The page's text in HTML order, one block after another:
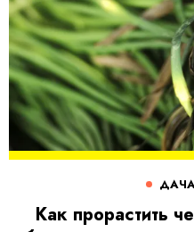
Как прорастить